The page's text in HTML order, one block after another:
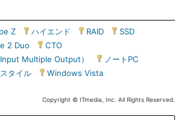
Z ハイエンド RAID SSD
2 Duo CTO
Multiple Output）
ノートPC
タイル Windows Vista
Copyright © ITmedia, Inc. All Rights Reserved.